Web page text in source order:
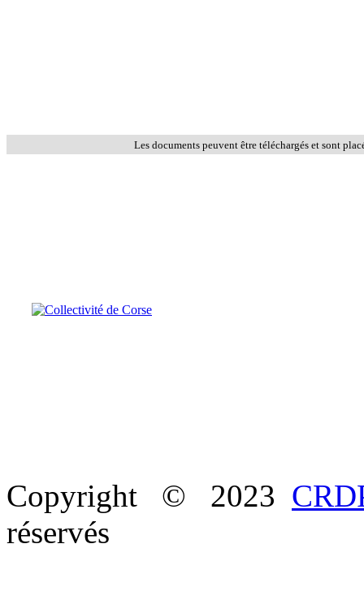
Les documents peuvent être téléchargés et sont
Copyright © 2023
réservés